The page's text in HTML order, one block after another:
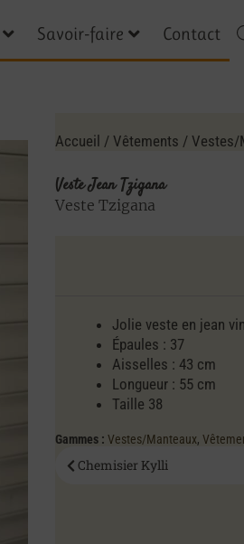
Savoir-faire Contact
Accueil /Vêtements /Vestes/
Veste Jean Tzigana
Veste Tzigana
Jolie veste en jean
Épaules : 37
Aisselles : 43 cm
Longueur : 55 cm
Taille 38
Gammes : Vestes/Manteaux,
Chemisier Kylli